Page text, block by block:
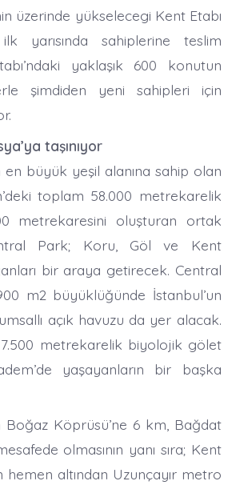
üzerinde yükselecegi Kent Etabı
ilk yarısında sahiplerine teslim
yaklaşık 600 konutun
şimdiden yeni sahipleri için
taşınıyor
en büyük yeşil alanına sahip olan
toplam 58.000 metrekarelik
metrekaresini oluşturan ortak
Park; Koru, Göl ve Kent
bir araya getirecek. Central
m2 büyüklüğünde İstanbul’un
açık havuzu da yer alacak.
7.500 metrekarelik biyolojik gölet
yaşayanların bir başka
Boğaz Köprüsü’ne 6 km, Bağdat
olmasının yanı sıra; Kent
hemen altından Uzunçayır metro